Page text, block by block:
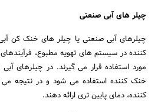
چیلر های آبی صنعتی
چیلرهای آبی صنعتی یا چیلر های خنک کن
کننده در سیستم های تهویه مطبوع،
مورد استفاده قرار می گیرند. در چیلرهای
خنک کننده استفاده می شود و در نتیجه می
کننده، دمای پایین تری ارائه دهند.